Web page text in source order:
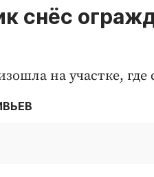
снёс
на участке,